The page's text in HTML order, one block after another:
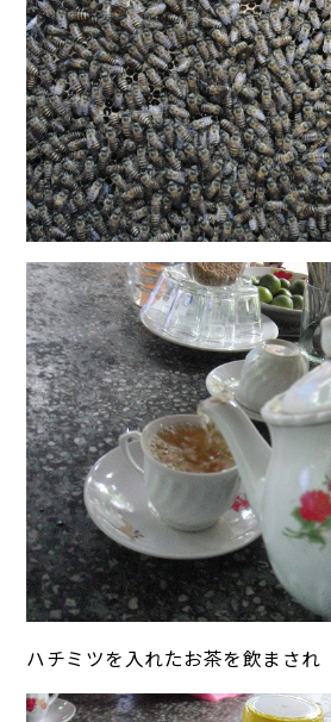
ハチミツを入れたお茶を飲まされ